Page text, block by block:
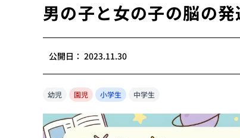
男の子と女の子の脳の
公開日： 2023.11.30
幼児 園児 小学生 中学生